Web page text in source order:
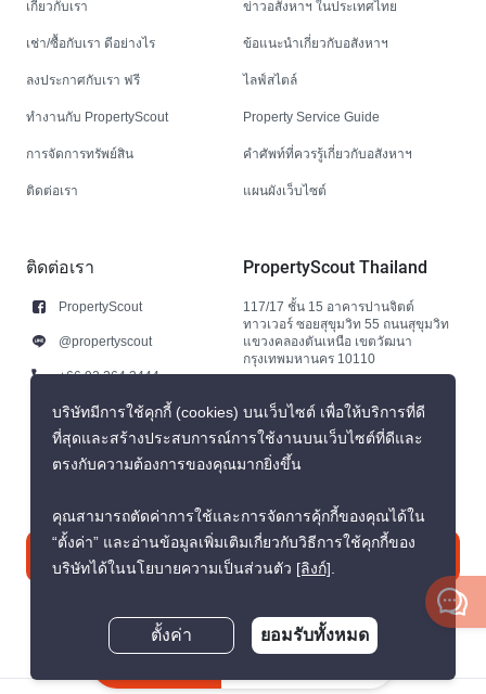
เกี่ยวกับเรา
เช่า/ซื้อกับเรา ดีอย่างไร
ลงประกาศกับเรา ฟรี
ทำงานกับ PropertyScout
การจัดการทรัพย์สิน
ติดต่อเรา
ข่าวอสังหาฯ ในประเทศไทย
ข้อแนะนำเกี่ยวกับอสังหาฯ
ไลฟ์สไตล์
Property Service Guide
คำศัพท์ที่ควรรู้เกี่ยวกับอสังหาฯ
แผนผังเว็บไซต์
ติดต่อเรา
PropertyScout
@propertyscout
+66 92 264 3444
+66 92 264 3444
contact@propertyscout.co.th
PropertyScout Thailand
117/17 ชั้น 15 อาคารปานจิตต์
ทาวเวอร์ ซอยสุขุมวิท 55 ถนนสุขุมวิท
แขวงคลองตันเหนือ เขตวัฒนา
กรุงเทพมหานคร 10110
ติดต่อเรา
บริษัทมีการใช้คุกกี้ (cookies) บนเว็บไซต์ เพื่อให้บริการที่ดี
ที่สุดและสร้างประสบการณ์การใช้งานบนเว็บไซต์ที่ดีและ
ตรงกับความต้องการของคุณมากยิ่งขึ้น
คุณสามารถตัดค่าการใช้และการจัดการคุ้กกี้ของคุณได้ใน
“ตั้งค่า” และอ่านข้อมูลเพิ่มเติมเกี่ยวกับวิธีการใช้คุกกี้ของ
บริษัทได้ในนโยบายความเป็นส่วนตัว [ลิงก์].
ตั้งค่า ยอมรับทั้งหมด